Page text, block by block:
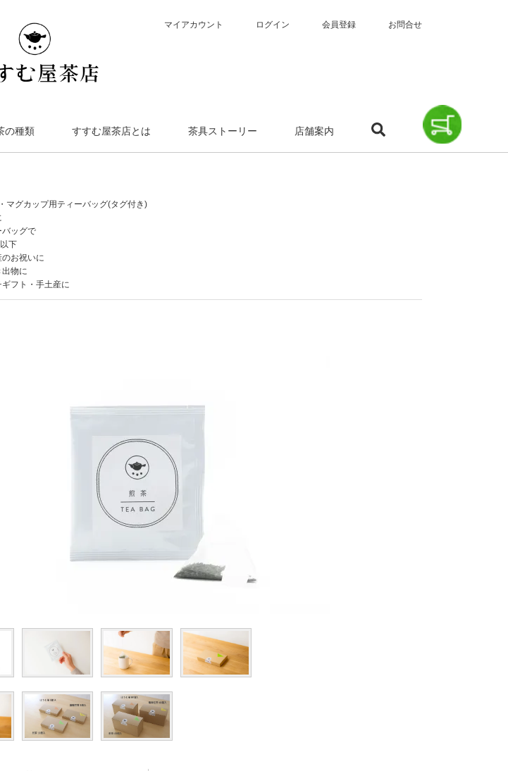
マイアカウント
ログイン 会員登録 お問合せ
の種類 すすむ屋茶店とは 茶具ストーリー 店舗案内
マグカップ用ティーバッグ(タグ付き)
バッグで
下
のお祝いに
出物に
ギフト・手土産に